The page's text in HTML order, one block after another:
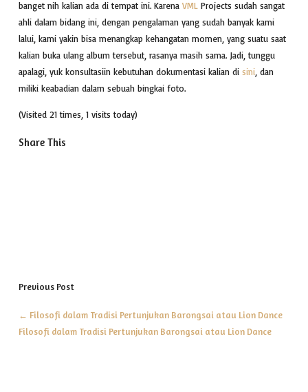
banget nih kalian ada di tempat ini. Karena VML Projects sudah sangat
ahli dalam bidang ini, dengan pengalaman yang sudah banyak kami
lalui, kami yakin bisa menangkap kehangatan momen, yang suatu saat
kalian buka ulang album tersebut, rasanya masih sama. Jadi, tunggu
apalagi, yuk konsultasiin kebutuhan dokumentasi kalian di sini, dan
miliki keabadian dalam sebuah bingkai foto.
(Visited 21 times, 1 visits today)
Share This
Previous Post
← Filosofi dalam Tradisi Pertunjukan Barongsai atau Lion Dance
Filosofi dalam Tradisi Pertunjukan Barongsai atau Lion Dance